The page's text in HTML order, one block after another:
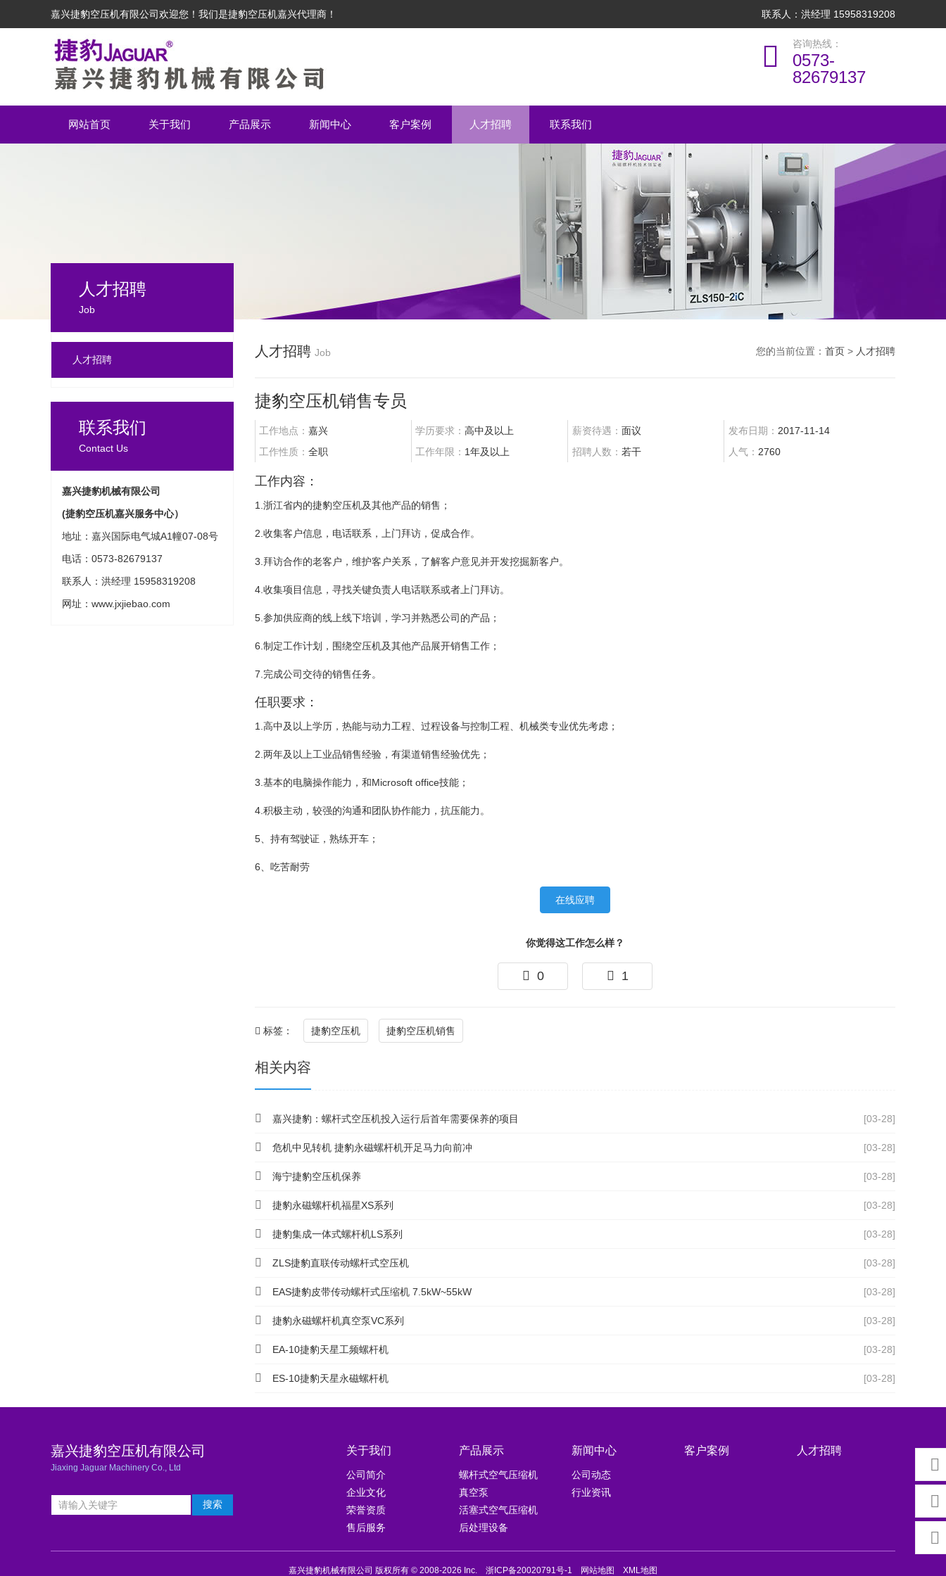
嘉兴捷豹空压机有限公司欢迎您！我们是捷豹空压机嘉兴代理商！ 联系人：洪经理 15958319208
咨询热线：
0573-
82679137
网站首页 关于我们 产品展示 新闻中心 客户案例 人才招聘 联系我们
人才招聘
Job
人才招聘
联系我们
Contact Us
嘉兴捷豹机械有限公司
(捷豹空压机嘉兴服务中心）
地址：嘉兴国际电气城A1幢07-08号
电话：0573-82679137
联系人：洪经理 15958319208
网址：www.jxjiebao.com
人才招聘 Job 您的当前位置： 首页 > 人才招聘
捷豹空压机销售专员
工作地点：嘉兴
工作性质：全职
学历要求：高中及以上
工作年限： 1年及以上
薪资待遇： 面议
招聘人数： 若干
发布日期： 2017-11-14
人气： 2760
工作内容：
1.浙江省内的捷豹空压机及其他产品的销售；
2.收集客户信息，电话联系，上门拜访，促成合作。
3.拜访合作的老客户，维护客户关系，了解客户意见并开发挖掘新客户。
4.收集项目信息，寻找关键负责人电话联系或者上门拜访。
5.参加供应商的线上线下培训，学习并熟悉公司的产品；
6.制定工作计划，围绕空压机及其他产品展开销售工作；
7.完成公司交待的销售任务。
任职要求：
1.高中及以上学历，热能与动力工程、过程设备与控制工程、机械类专业优先考虑；
2.两年及以上工业品销售经验，有渠道销售经验优先；
3.基本的电脑操作能力，和Microsoft office技能；
4.积极主动，较强的沟通和团队协作能力，抗压能力。
5、持有驾驶证，熟练开车；
6、吃苦耐劳
在线应聘
你觉得这工作怎么样？
0 1
标签： 捷豹空压机 捷豹空压机销售
相关内容
[03-28]
嘉兴捷豹：螺杆式空压机投入运行后首年需要保养的项目
[03-28]
危机中见转机 捷豹永磁螺杆机开足马力向前冲
[03-28]
海宁捷豹空压机保养
[03-28]
捷豹永磁螺杆机福星XS系列
[03-28]
捷豹集成一体式螺杆机LS系列
[03-28]
ZLS捷豹直联传动螺杆式空压机
[03-28]
EAS捷豹皮带传动螺杆式压缩机 7.5kW~55kW
[03-28]
捷豹永磁螺杆机真空泵VC系列
[03-28]
EA-10捷豹天星⼯频螺杆机
[03-28]
ES-10捷豹天星永磁螺杆机
嘉兴捷豹空压机有限公司
Jiaxing Jaguar Machinery Co., Ltd
关于我们
公司简介
企业文化
荣誉资质
售后服务
产品展示
螺杆式空气压缩机
真空泵
活塞式空气压缩机
后处理设备
新闻中心
公司动态
行业资讯
客户案例 人才招聘
嘉兴捷豹机械有限公司 版权所有 © 2008-2026 Inc. 浙ICP备20020791号-1 网站地图 XML地图